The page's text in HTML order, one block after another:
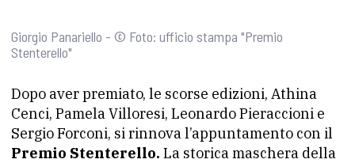
Giorgio Panariello - © Foto: ufficio stampa "Premio
Stenterello"
Dopo aver premiato, le scorse edizioni, Athina
Cenci, Pamela Villoresi, Leonardo Pieraccioni e
Sergio Forconi, si rinnova l’appuntamento con il
Premio Stenterello. La storica maschera della